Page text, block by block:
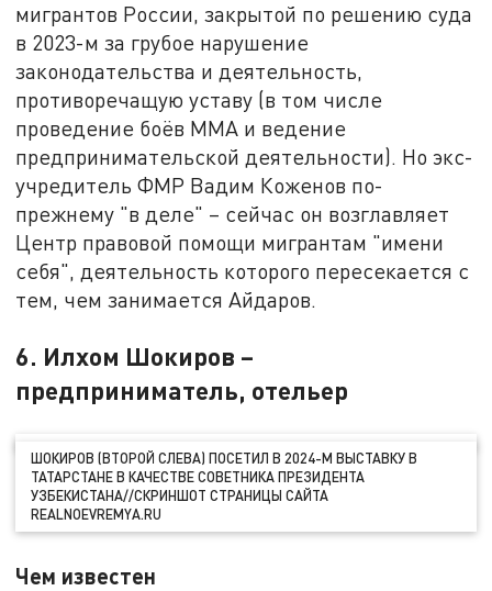
мигрантов России, закрытой по решению суда
в 2023-м за грубое нарушение
законодательства и деятельность,
противоречащую уставу (в том числе
проведение боёв ММА и ведение
предпринимательской деятельности). Но экс-
учредитель ФМР Вадим Коженов по-
прежнему "в деле" – сейчас он возглавляет
Центр правовой помощи мигрантам "имени
себя", деятельность которого пересекается с
тем, чем занимается Айдаров.
6. Илхом Шокиров –
предприниматель, отельер
ШОКИРОВ (ВТОРОЙ СЛЕВА) ПОСЕТИЛ В 2024-М ВЫСТАВКУ В
ТАТАРСТАНЕ В КАЧЕСТВЕ СОВЕТНИКА ПРЕЗИДЕНТА
УЗБЕКИСТАНА//СКРИНШОТ СТРАНИЦЫ САЙТА
REALNOEVREMYA.RU
Чем известен